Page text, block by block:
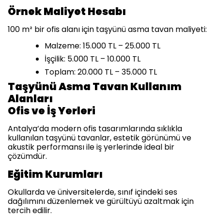
Örnek Maliyet Hesabı
100 m² bir ofis alanı için taşyünü asma tavan maliyeti:
Malzeme: 15.000 TL – 25.000 TL
İşçilik: 5.000 TL – 10.000 TL
Toplam: 20.000 TL – 35.000 TL
Taşyünü Asma Tavan Kullanım
Alanları
Ofis ve İş Yerleri
Antalya’da modern ofis tasarımlarında sıklıkla
kullanılan taşyünü tavanlar, estetik görünümü ve
akustik performansı ile iş yerlerinde ideal bir
çözümdür.
Eğitim Kurumları
Okullarda ve üniversitelerde, sınıf içindeki ses
dağılımını düzenlemek ve gürültüyü azaltmak için
tercih edilir.